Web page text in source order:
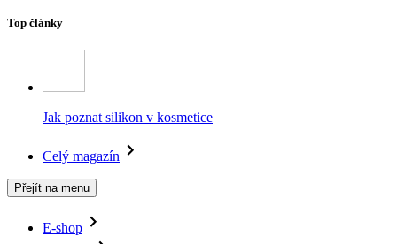
Top články
Jak poznat silikon v kosmetice
Celý magazín
Přejít na menu
E-shop